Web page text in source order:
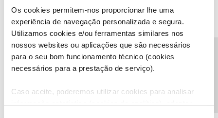
Os cookies permitem-nos proporcionar lhe uma
experiência de navegação personalizada e segura.
Utilizamos cookies e/ou ferramentas similares nos
nossos websites ou aplicações que são necessários
para o seu bom funcionamento técnico (cookies
necessários para a prestação de serviço).
Caso aceite, poderemos utilizar cookies para analisar
Sra Inês B.
Não respondeu as minhas questões.
Quem é a Sra?
É funcionária da NOS?